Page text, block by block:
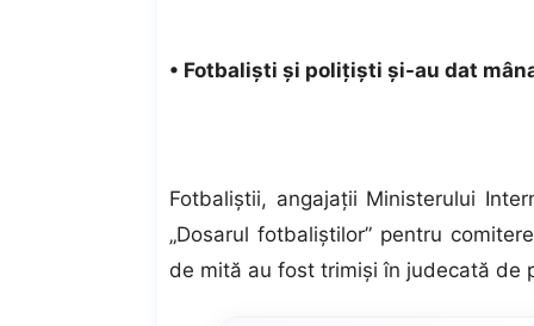
• Fotbalişti şi poliţişti şi-au dat
Fotbaliştii, angajaţii Ministerului
„Dosarul fotbaliştilor” pentru
de mită au fost trimişi în judecată de